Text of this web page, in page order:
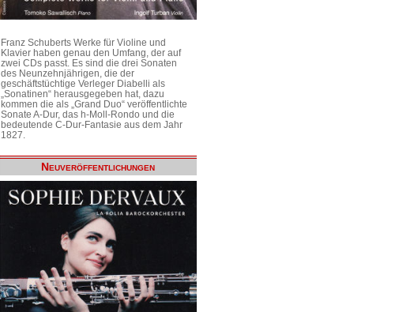
Franz Schuberts Werke für Violine und
Klavier haben genau den Umfang, der auf
zwei CDs passt. Es sind die drei Sonaten
des Neunzehnjährigen, die der
geschäftstüchtige Verleger Diabelli als
„Sonatinen“ herausgegeben hat, dazu
kommen die als „Grand Duo“ veröffentlichte
Sonate A-Dur, das h-Moll-Rondo und die
bedeutende C-Dur-Fantasie aus dem Jahr
1827.
Neuveröffentlichungen